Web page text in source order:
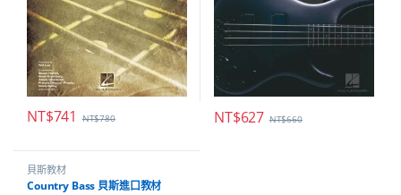
NT$741 NT$780 NT$627 NT$660
貝斯教材
Country Bass 貝斯進口教材